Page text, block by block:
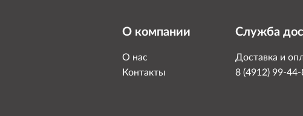
О компании
О нас
Контакты
Служба
Доставка и
8 (4912) 99-44-